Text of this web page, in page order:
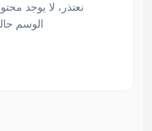
نعتذر، لا يوجد
الوسم